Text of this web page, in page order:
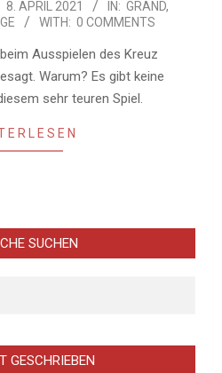
8. APRIL 2021 IN: GRAND,
WITH: 0 COMMENTS
Ausspielen des Kreuz
Warum? Es gibt keine
sehr teuren Spiel.
SUCHEN
GESCHRIEBEN